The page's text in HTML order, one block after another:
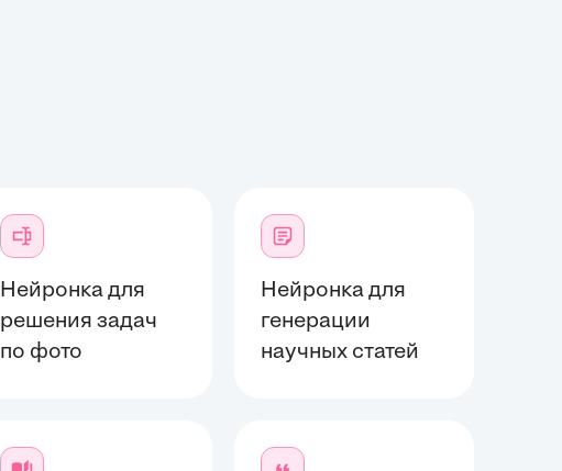
Нейронка для
решения задач
по фото
Нейронка для
генерации
научных статей